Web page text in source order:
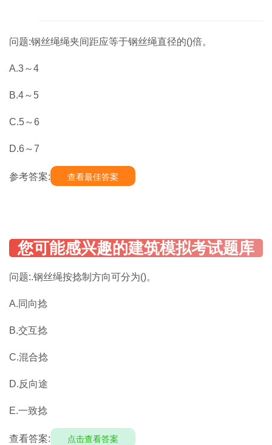
问题:钢丝绳绳夹间距应等于钢丝绳直径的()倍。
A.3～4
B.4～5
C.5～6
D.6～7
参考答案: 查看最佳答案
问题:.钢丝绳按捻制方向可分为()。
A.同向捻
B.交互捻
C.混合捻
D.反向途
E.一致捻
查看答案: 点击查看答案